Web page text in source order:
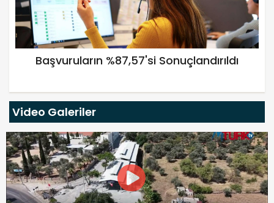
Başvuruların %87,57'si Sonuçlandırıldı
Video Galeriler